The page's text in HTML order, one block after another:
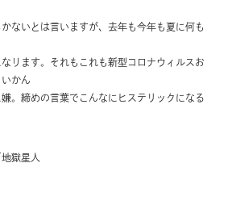
ないとは言いますが、去年も今年も夏に何も
ります。それもこれも新型コロナウィルスお
かん
。締めの言葉でこんなにヒステリックになる
獄星人